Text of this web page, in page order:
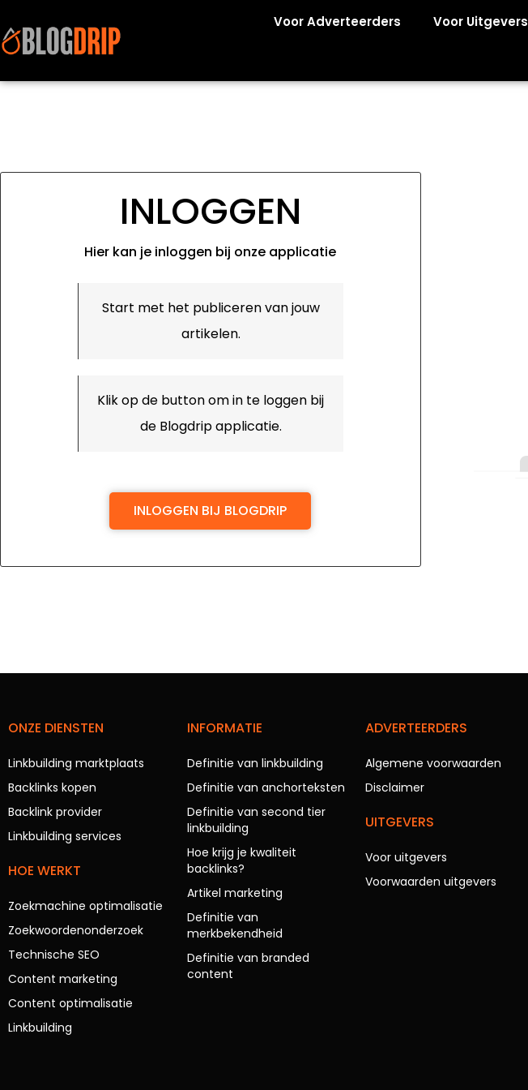
Voor Adverteerders Voor Uitgevers
INLOGGEN
Hier kan je inloggen bij onze applicatie
Start met het publiceren van jouw
artikelen.
Klik op de button om in te loggen bij
de Blogdrip applicatie.
INLOGGEN BIJ BLOGDRIP
ONZE DIENSTEN
Linkbuilding marktplaats
Backlinks kopen
Backlink provider
Linkbuilding services
HOE WERKT
Zoekmachine optimalisatie
Zoekwoordenonderzoek
Technische SEO
Content marketing
Content optimalisatie
Linkbuilding
INFORMATIE
Definitie van linkbuilding
Definitie van anchorteksten
Definitie van second tier
linkbuilding
Hoe krijg je kwaliteit
backlinks?
Artikel marketing
Definitie van
merkbekendheid
Definitie van branded
content
ADVERTEERDERS
Algemene voorwaarden
Disclaimer
UITGEVERS
Voor uitgevers
Voorwaarden uitgevers